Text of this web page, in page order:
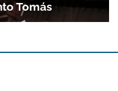
Tomás